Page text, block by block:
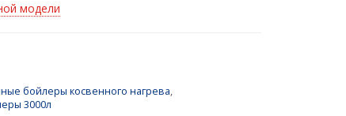
модели
бойлеры косвенного нагрева,
3000л